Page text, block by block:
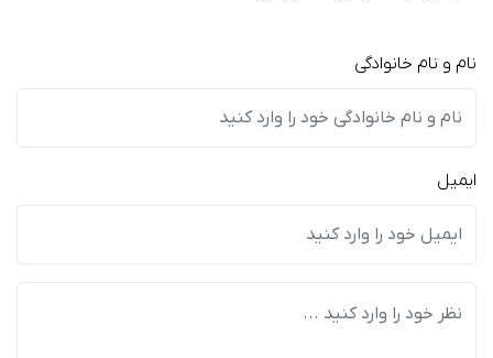
نام و نام خانوادگی
ایمیل